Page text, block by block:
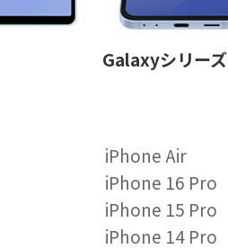
Galaxyシリーズ
iPhone Air
iPhone 16 Pro
iPhone 15 Pro
iPhone 14 Pro